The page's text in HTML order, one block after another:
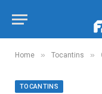
Home » Tocantins »
TOCANTINS